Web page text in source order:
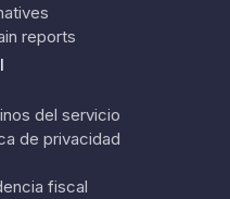
reports
del servicio
de privacidad
fiscal